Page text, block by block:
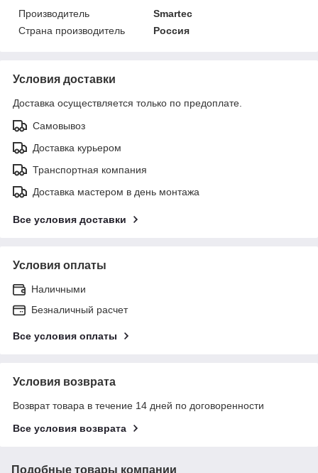
Производитель
Smartec
Страна производитель
Россия
Условия доставки
Доставка осуществляется только по предоплате.
Самовывоз
Доставка курьером
Транспортная компания
Доставка мастером в день монтажа
Все условия доставки
Условия оплаты
Наличными
Безналичный расчет
Все условия оплаты
Условия возврата
Возврат товара в течение 14 дней по договоренности
Все условия возврата
Подобные товары компании